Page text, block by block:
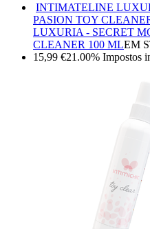
INTIMATELINE
PASION TOY
LUXURIA - SECRET
CLEANER 100 MLEM
15,99 €21.00% Impostos